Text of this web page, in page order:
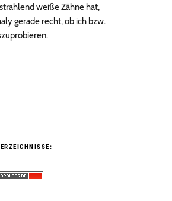
weiße Zähne hat,
gerade recht, ob ich bzw.